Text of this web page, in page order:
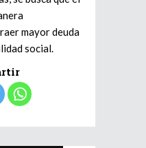
mayor deuda
social.